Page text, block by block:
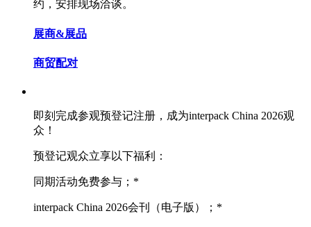
约，安排现场洽谈。
展商&展品
商贸配对
即刻完成参观预登记注册，成为interpack China 2026观
众！
预登记观众立享以下福利：
同期活动免费参与；*
interpack China 2026会刊（电子版）；*